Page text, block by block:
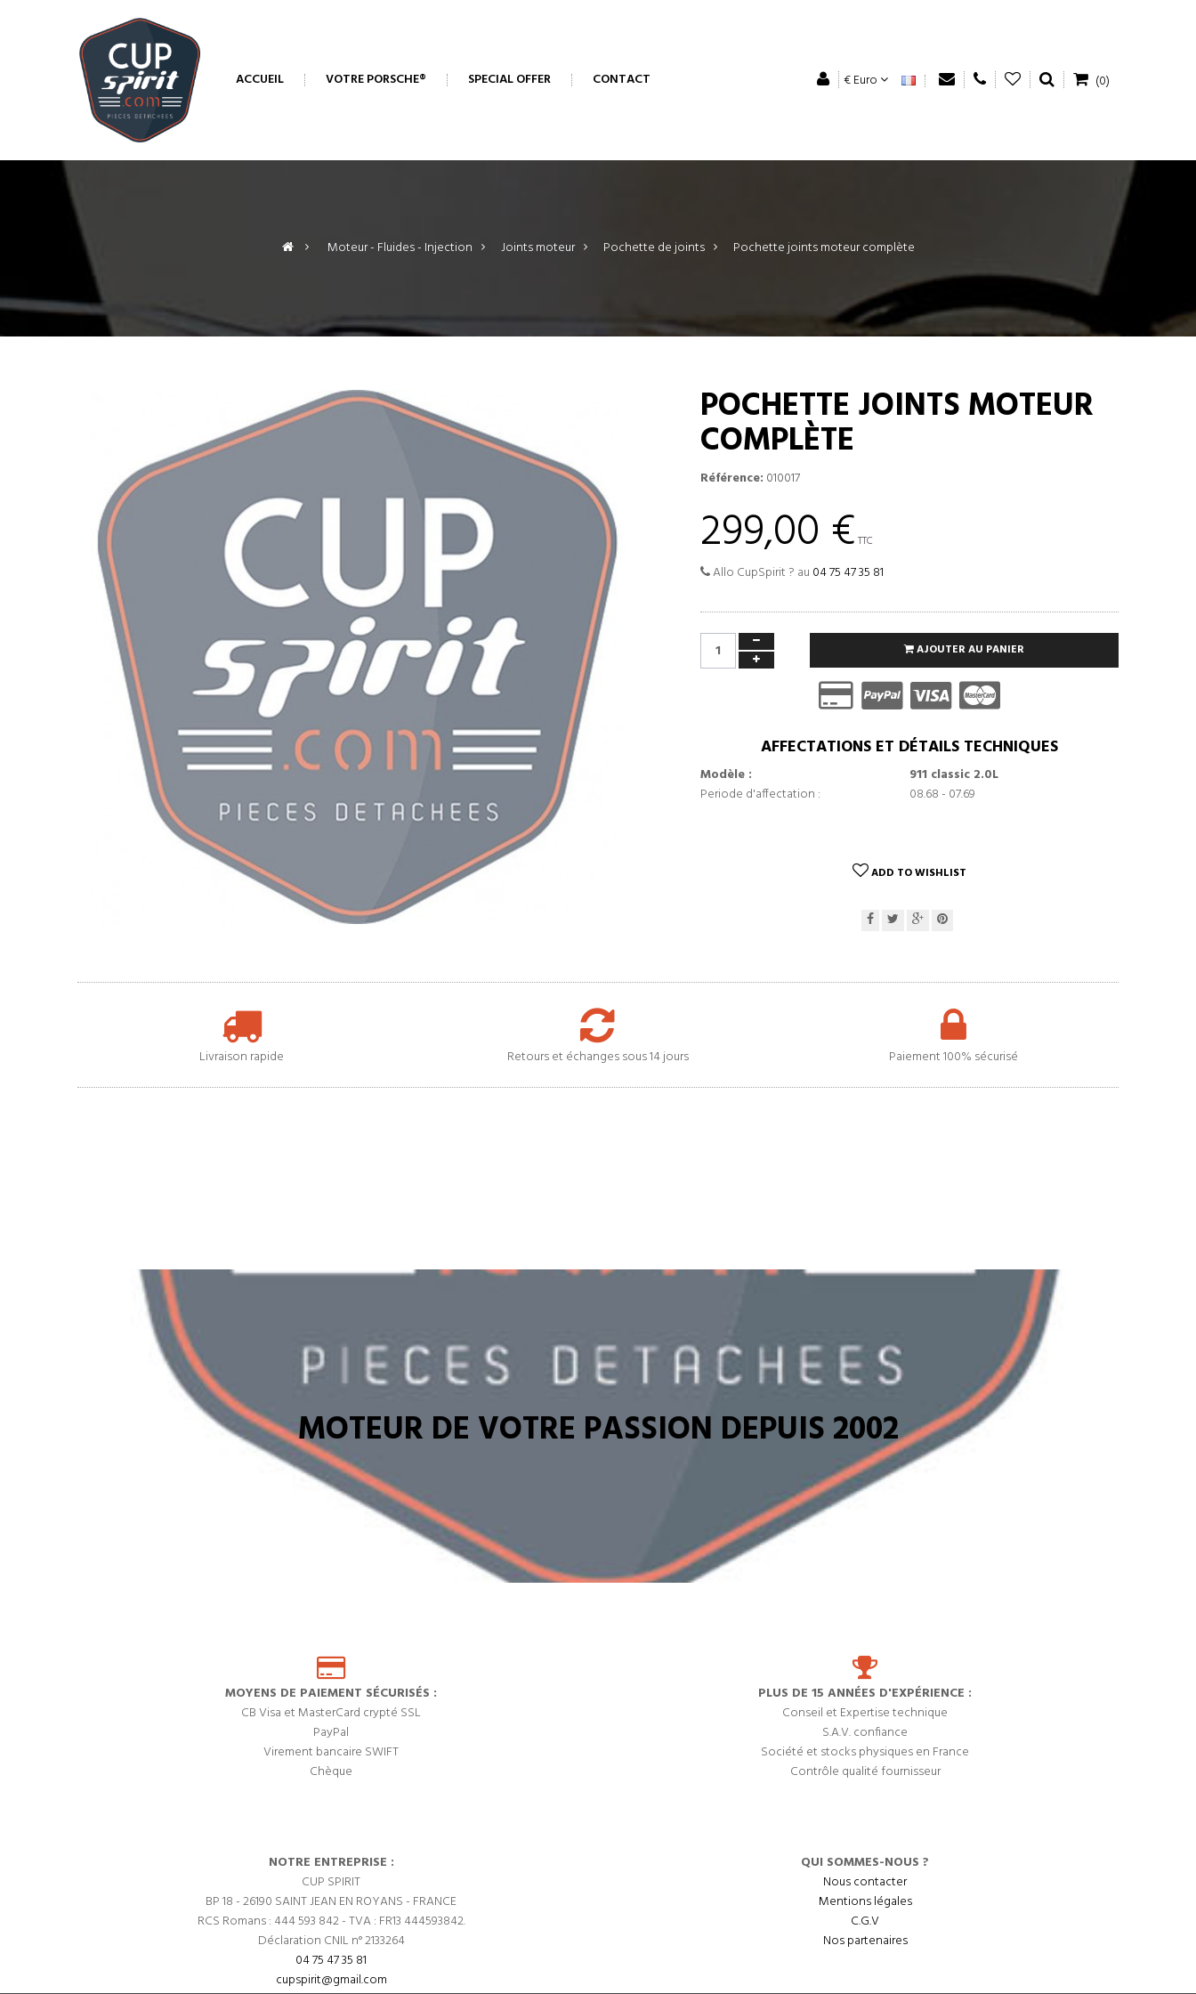
ACCUEIL VOTRE PORSCHE® SPECIAL OFFER CONTACT € Euro (0)
> Moteur - Fluides - Injection > Joints moteur > Pochette de joints > Pochette joints moteur complète
POCHETTE JOINTS MOTEUR
COMPLÈTE
Référence: 010017
299,00 € TTC
Allo CupSpirit ? au 04 75 47 35 81
AJOUTER AU PANIER
AFFECTATIONS ET DÉTAILS TECHNIQUES
Modèle :
911 classic 2.0L
Periode d'affectation :
08.68 - 07.69
ADD TO WISHLIST
Livraison rapide Retours et échanges sous 14 jours Paiement 100% sécurisé
MOTEUR DE VOTRE PASSION DEPUIS 2002
MOYENS DE PAIEMENT SÉCURISÉS :
CB Visa et MasterCard crypté SSL
PayPal
Virement bancaire SWIFT
Chèque
PLUS DE 15 ANNÉES D'EXPÉRIENCE :
Conseil et Expertise technique
S.A.V. confiance
Société et stocks physiques en France
Contrôle qualité fournisseur
NOTRE ENTREPRISE :
CUP SPIRIT
BP 18 - 26190 SAINT JEAN EN ROYANS - FRANCE
RCS Romans : 444 593 842 - TVA : FR13 444593842.
Déclaration CNIL n° 2133264
04 75 47 35 81
cupspirit@gmail.com
QUI SOMMES-NOUS ?
Nous contacter
Mentions légales
C.G.V
Nos partenaires